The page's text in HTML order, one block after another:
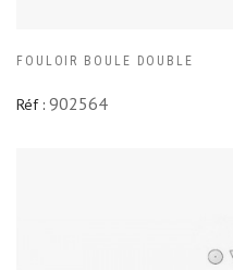
FOULOIR BOULE DOUBLE
Réf : 902564